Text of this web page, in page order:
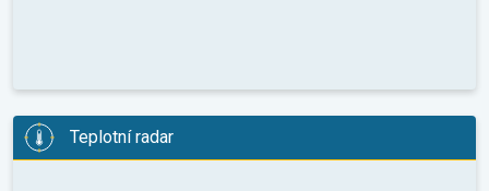
Teplotní radar